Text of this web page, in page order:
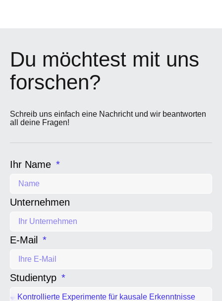
Du möchtest mit uns
forschen?
Schreib uns einfach eine Nachricht und wir beantworten
all deine Fragen!
Ihr Name
Unternehmen
E-Mail
Studientyp